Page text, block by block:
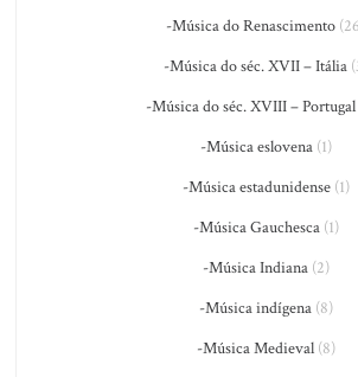
-Música do Renascimento
-Música do séc. XVII – Itália
-Música do séc. XVIII – Portugal
-Música eslovena(1)
-Música estadunidense(1)
-Música Gauchesca(1)
-Música Indiana(2)
-Música indígena(8)
-Música Medieval(8)